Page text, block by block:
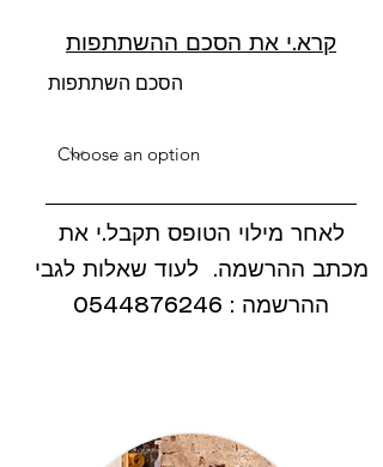
קרא.י את הסכם ההשתתפות
הסכם השתתפות
לאחר מילוי הטופס תקבל.י את
מכתב ההרשמה. לעוד שאלות לגבי
ההרשמה : 0544876246